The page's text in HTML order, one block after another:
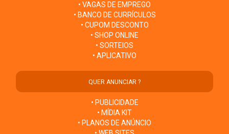
• VAGAS DE EMPREGO
• BANCO DE CURRÍCULOS
• CUPOM DESCONTO
• SHOP ONLINE
• SORTEIOS
• APLICATIVO
QUER ANUNCIAR ?
• PUBLICIDADE
• MÍDIA KIT
• PLANOS DE ANÚNCIO